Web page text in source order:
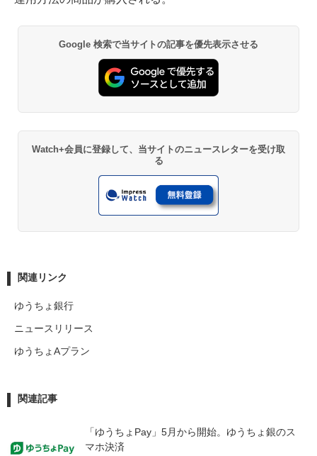
Google 検索で当サイトの記事を優先表示させる
Watch+会員に登録して、当サイトのニュースレターを受け取
る
関連リンク
ゆうちょ銀行
ニュースリリース
ゆうちょAプラン
関連記事
「ゆうちょPay」5月から開始。ゆうちょ銀のス
マホ決済